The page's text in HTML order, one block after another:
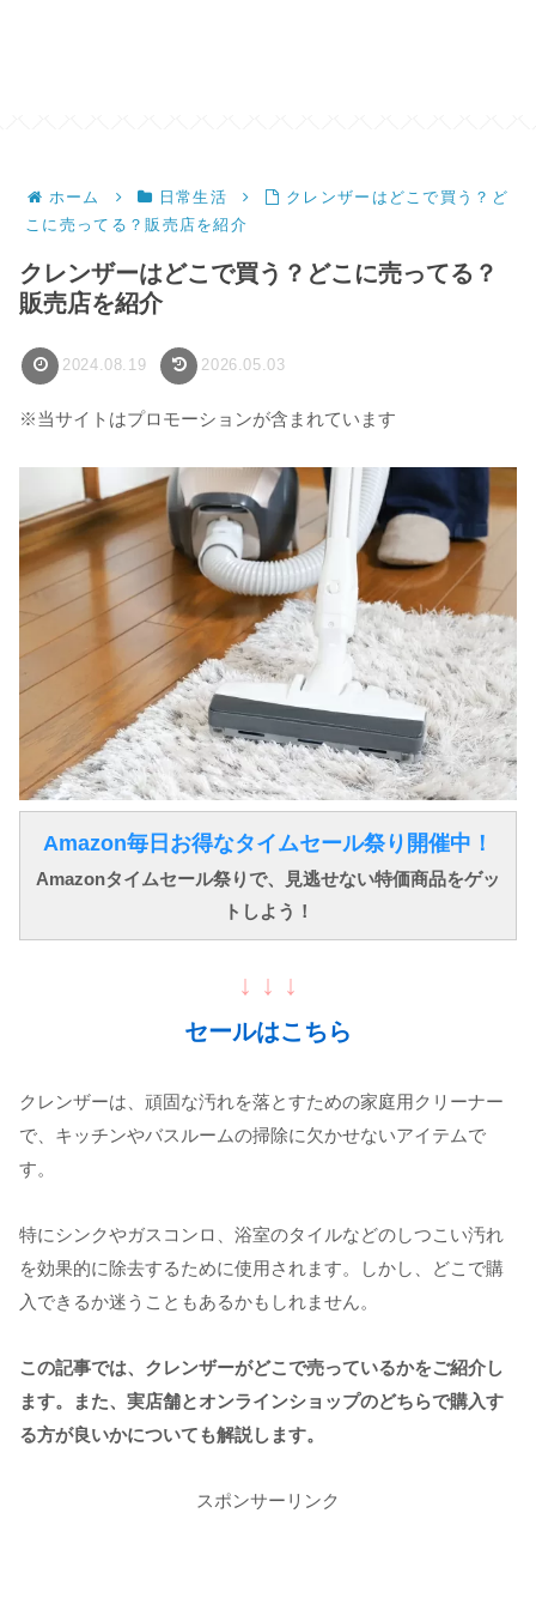
ホーム 日常生活
クレンザーはどこで買う？ど
こに売ってる？販売店を紹介
クレンザーはどこで買う？どこに売ってる？
販売店を紹介
2024.08.19 2026.05.03
※当サイトはプロモーションが含まれています
Amazon毎日お得なタイムセール祭り開催中！
Amazonタイムセール祭りで、見逃せない特価商品をゲッ
トしよう！
↓ ↓ ↓
セールはこちら
クレンザーは、頑固な汚れを落とすための家庭用クリーナー
で、キッチンやバスルームの掃除に欠かせないアイテムで
す。
特にシンクやガスコンロ、浴室のタイルなどのしつこい汚れ
を効果的に除去するために使用されます。しかし、どこで購
入できるか迷うこともあるかもしれません。
この記事では、クレンザーがどこで売っているかをご紹介し
ます。また、実店舗とオンラインショップのどちらで購入す
る方が良いかについても解説します。
スポンサーリンク